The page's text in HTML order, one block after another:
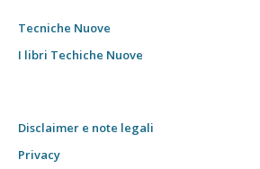
Tecniche Nuove
I libri Techiche Nuove
Disclaimer e note legali
Privacy